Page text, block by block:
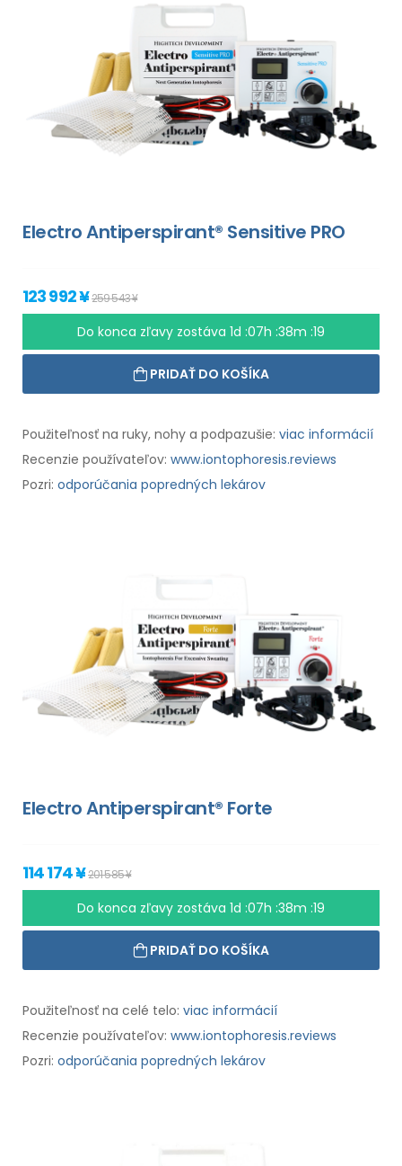
Electro Antiperspirant® Sensitive PRO
123 992 ¥259 543 ¥
Do konca zľavy zostáva 1d :07h :38m :18
PRIDAŤ DO KOŠÍKA
Použiteľnosť na ruky, nohy a podpazušie: viac informácií
Recenzie používateľov: www.iontophoresis.reviews
Pozri: odporúčania popredných lekárov
Electro Antiperspirant® Forte
114 174 ¥201 585 ¥
Do konca zľavy zostáva 1d :07h :38m :18
PRIDAŤ DO KOŠÍKA
Použiteľnosť na celé telo: viac informácií
Recenzie používateľov: www.iontophoresis.reviews
Pozri: odporúčania popredných lekárov